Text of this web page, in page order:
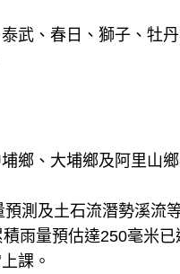
武、春日、獅子、牡
鄉、大埔鄉及阿里山
測及土石流潛勢溪流
雨量預估達250毫米
課。